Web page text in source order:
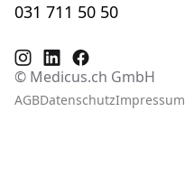
031 711 50 50
© Medicus.ch GmbH
AGBDatenschutzImpressum